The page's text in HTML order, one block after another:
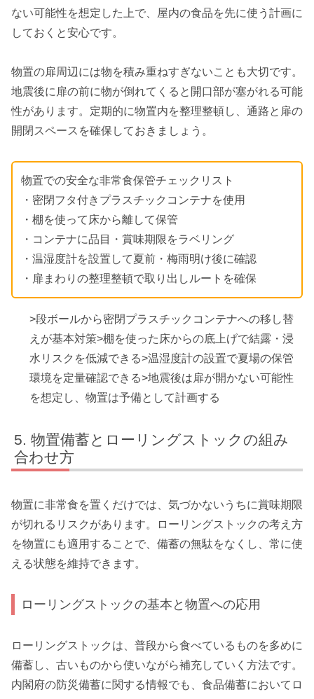
ない可能性を想定した上で、屋内の食品を先に使う計画に
しておくと安心です。
物置の扉周辺には物を積み重ねすぎないことも大切です。
地震後に扉の前に物が倒れてくると開口部が塞がれる可能
性があります。定期的に物置内を整理整頓し、通路と扉の
開閉スペースを確保しておきましょう。
物置での安全な非常食保管チェックリスト
・密閉フタ付きプラスチックコンテナを使用
・棚を使って床から離して保管
・コンテナに品目・賞味期限をラベリング
・温湿度計を設置して夏前・梅雨明け後に確認
・扉まわりの整理整頓で取り出しルートを確保
>段ボールから密閉プラスチックコンテナへの移し替
えが基本対策>棚を使った床からの底上げで結露・浸
水リスクを低減できる>温湿度計の設置で夏場の保管
環境を定量確認できる>地震後は扉が開かない可能性
を想定し、物置は予備として計画する
物置備蓄とローリングストックの組み
合わせ方
物置に非常食を置くだけでは、気づかないうちに賞味期限
が切れるリスクがあります。ローリングストックの考え方
を物置にも適用することで、備蓄の無駄をなくし、常に使
える状態を維持できます。
ローリングストックの基本と物置への応用
ローリングストックは、普段から食べているものを多めに
備蓄し、古いものから使いながら補充していく方法です。
内閣府の防災備蓄に関する情報でも、食品備蓄においてロ